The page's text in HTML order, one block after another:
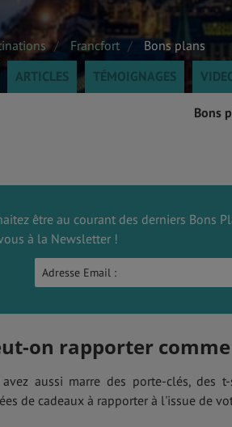
Francfort
Bons plans
ARTICLES TÉMOIGNAGES
Bons
être au courant des derniers Bons
à la Newsletter !
on rapporter
aussi marre des porte-clés, des
de cadeaux à rapporter à l'issue de